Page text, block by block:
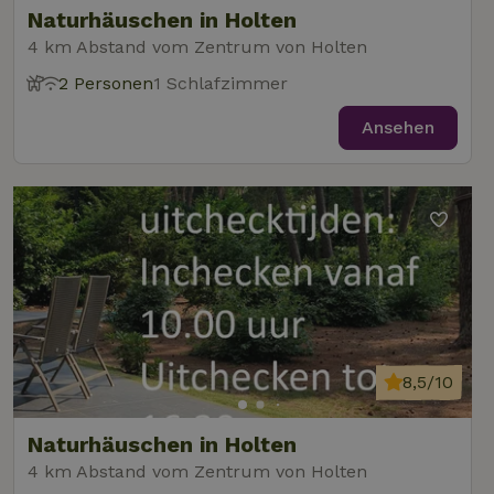
Naturhäuschen in Holten
4 km Abstand vom Zentrum von Holten
2 Personen1 Schlafzimmer
Ansehen
Naturhäuschen in Holten
4 km Abstand vom Zentrum von Holten
8,5/10
_nhft_user-create-account www.naturhaeuschen.de
_nhftconstraint_privacy-
policy
www.naturhaeuschen.de
_nhft_translations www.naturhaeuschen.de